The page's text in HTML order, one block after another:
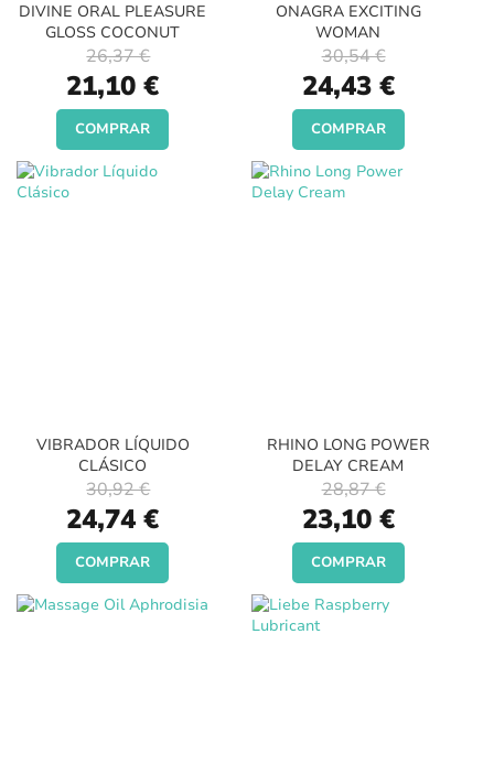
DIVINE ORAL PLEASURE
GLOSS COCONUT
Special
Price
21,10 €
26,37 €
COMPRAR
ONAGRA EXCITING
WOMAN
Special
Price
24,43 €
30,54 €
COMPRAR
VIBRADOR LÍQUIDO
CLÁSICO
Special
Price
24,74 €
30,92 €
COMPRAR
RHINO LONG POWER
DELAY CREAM
Special
Price
23,10 €
28,87 €
COMPRAR